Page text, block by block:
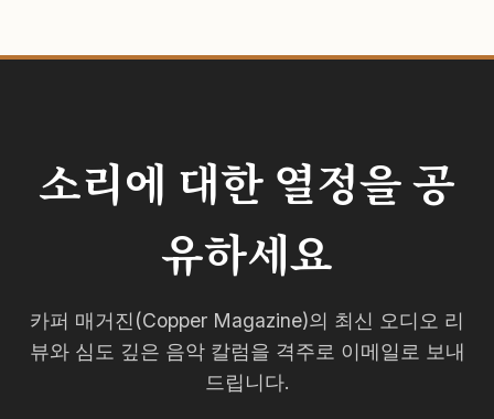
소리에 대한 열정을 공
유하세요
카퍼 매거진(Copper Magazine)의 최신 오디오 리
뷰와 심도 깊은 음악 칼럼을 격주로 이메일로 보내
드립니다.